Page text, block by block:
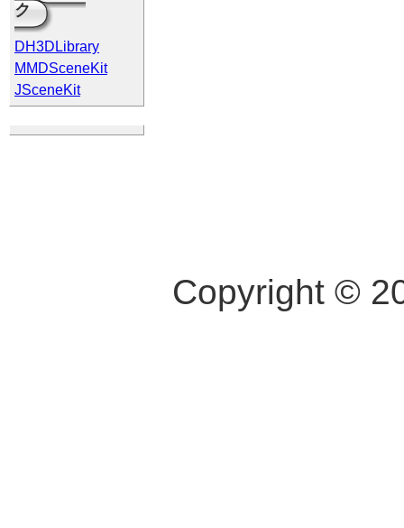
ク
DH3DLibrary
MMDSceneKit
JSceneKit
Copyright ©